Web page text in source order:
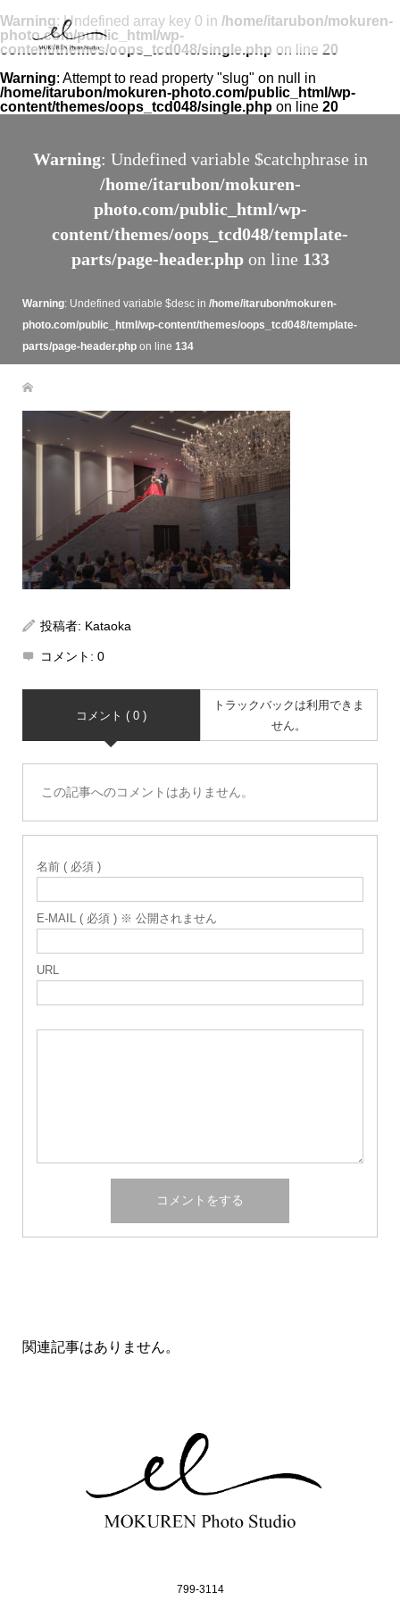
Warning: Undefined array key 0 in /home/itarubon/mokuren-
photo.com/public_html/wp-
content/themes/oops_tcd048/single.php on line 20
Warning: Attempt to read property "slug" on null in
/home/itarubon/mokuren-photo.com/public_html/wp-
content/themes/oops_tcd048/single.php on line 20
Warning: Undefined variable $catchphrase in
/home/itarubon/mokuren-
photo.com/public_html/wp-
content/themes/oops_tcd048/template-
parts/page-header.phpon line 133
Warning: Undefined variable $desc in /home/itarubon/mokuren-
photo.com/public_html/wp-content/themes/oops_tcd048/template-
parts/page-header.phpon line 134
投稿者: Kataoka
コメント: 0
コメント ( 0 )
トラックバックは利用できま
せん。
この記事へのコメントはありません。
名前 ( 必須 )
E-MAIL ( 必須 ) ※ 公開されません
URL
関連記事はありません。
799-3114